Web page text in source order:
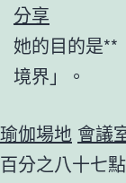
分享
她的目的是**
境界」。
瑜伽場地 會議
百分之八十七